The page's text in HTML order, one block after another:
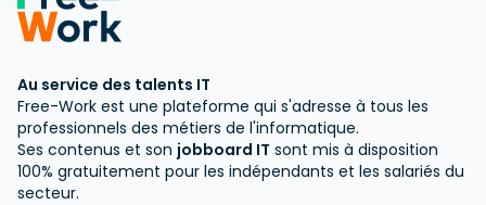
Au service des talents IT
Free-Work est une plateforme qui s'adresse à tous les
professionnels des métiers de l'informatique.
Ses contenus et son jobboard IT sont mis à disposition
100% gratuitement pour les indépendants et les salariés du
secteur.